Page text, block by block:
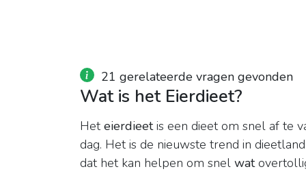
21 gerelateerde vragen gevonden
Wat is het Eierdieet?
Heteierdieetis een dieet om snel af te
dag. Het is de nieuwste trend in
dat het kan helpen om snel wat